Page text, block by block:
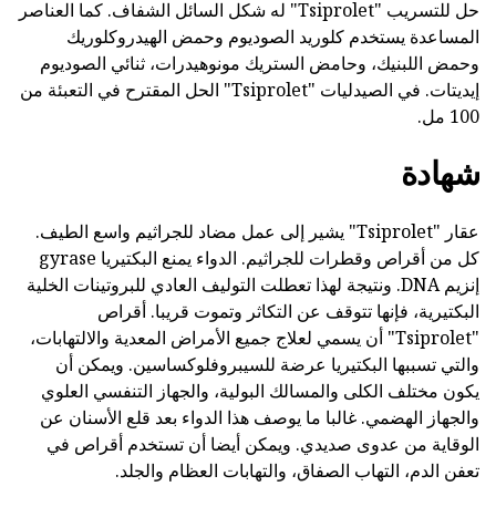
حل للتسريب "Tsiprolet" له شكل السائل الشفاف. كما العناصر
المساعدة يستخدم كلوريد الصوديوم وحمض الهيدروكلوريك
وحمض اللبنيك، وحامض الستريك مونوهيدرات، ثنائي الصوديوم
إيديتات. في الصيدليات "Tsiprolet" الحل المقترح في التعبئة من
100 مل.
شهادة
عقار "Tsiprolet" يشير إلى عمل مضاد للجراثيم واسع الطيف.
كل من أقراص وقطرات للجراثيم. الدواء يمنع البكتيريا gyrase
إنزيم DNA. ونتيجة لهذا تعطلت التوليف العادي للبروتينات الخلية
البكتيرية، فإنها تتوقف عن التكاثر وتموت قريبا. أقراص
"Tsiprolet" أن يسمي لعلاج جميع الأمراض المعدية والالتهابات،
والتي تسببها البكتيريا عرضة للسيبروفلوكساسين. ويمكن أن
يكون مختلف الكلى والمسالك البولية، والجهاز التنفسي العلوي
والجهاز الهضمي. غالبا ما يوصف هذا الدواء بعد قلع الأسنان عن
الوقاية من عدوى صديدي. ويمكن أيضا أن تستخدم أقراص في
تعفن الدم، التهاب الصفاق، والتهابات العظام والجلد.